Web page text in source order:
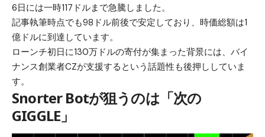
6日には一時117ドルまで急騰しました。
記事執筆時点でも98ドル前後で安定しており、時価総額は1
億ドルに到達しています。
ローンチ初日に130万ドルの寄付が集まった背景には、バイ
ナンス創業者CZが支援するという話題性も後押ししていま
す。
Snorter Botが狙うのは「次の
GIGGLE」